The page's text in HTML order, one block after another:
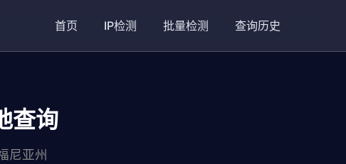
首页 IP检测 批量检测 查询历史
查询
尼亚州